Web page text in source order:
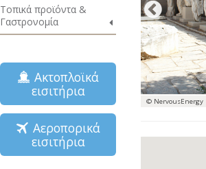
Τοπικά προϊόντα &
Γαστρονομία
Ακτοπλοϊκά
εισιτήρια
Αεροπορικά
εισιτήρια
© NervousEnergy